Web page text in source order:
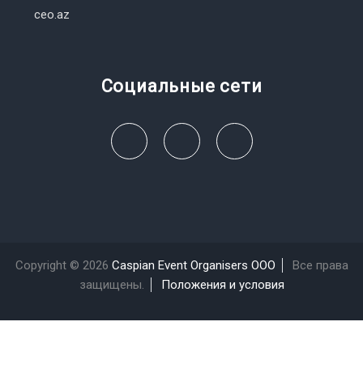
ceo.az
Социальные сети
Copyright © 2026 Caspian Event Organisers OOO
Все права
защищены.
Положения и условия